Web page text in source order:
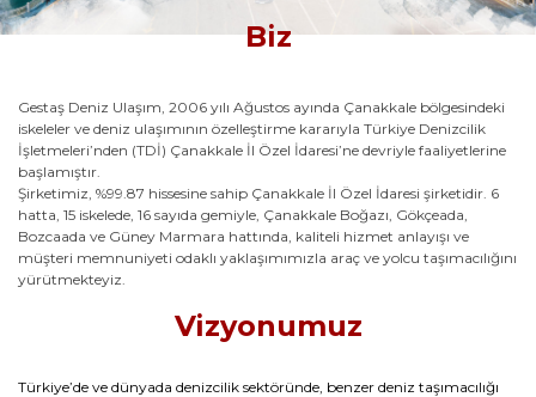
Biz
Gestaş Deniz Ulaşım, 2006 yılı Ağustos ayında Çanakkale bölgesindeki
iskeleler ve deniz ulaşımının özelleştirme kararıyla Türkiye Denizcilik
İşletmeleri’nden (TDİ) Çanakkale İl Özel İdaresi’ne devriyle faaliyetlerine
başlamıştır.
Şirketimiz, %99.87 hissesine sahip Çanakkale İl Özel İdaresi şirketidir. 6
hatta, 15 iskelede, 16 sayıda gemiyle, Çanakkale Boğazı, Gökçeada,
Bozcaada ve Güney Marmara hattında, kaliteli hizmet anlayışı ve
müşteri memnuniyeti odaklı yaklaşımımızla araç ve yolcu taşımacılığını
yürütmekteyiz.
Vizyonumuz
Türkiye’de ve dünyada denizcilik sektöründe, benzer deniz taşımacılığı